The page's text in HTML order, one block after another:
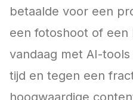
betaalde voor een
een fotoshoot of een
vandaag met AI-
tijd en tegen een
hoogwaardige